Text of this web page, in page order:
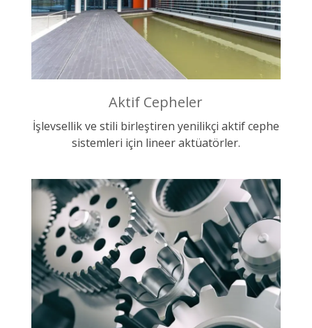
Aktif Cepheler
İşlevsellik ve stili birleştiren yenilikçi aktif cephe
sistemleri için lineer aktüatörler.